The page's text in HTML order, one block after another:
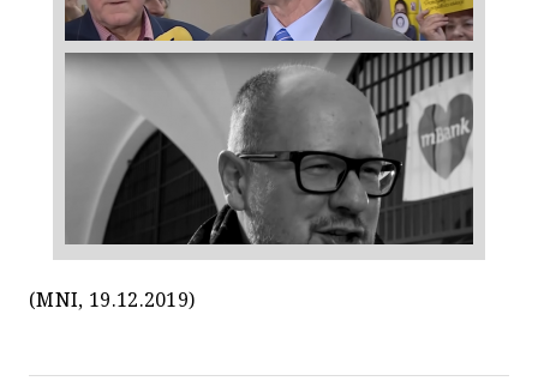
(MNI, 19.12.2019)